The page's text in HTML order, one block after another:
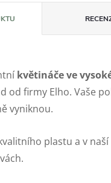
květináče ve
od firmy Elho. Vaše
vyniknou.
plastu a v